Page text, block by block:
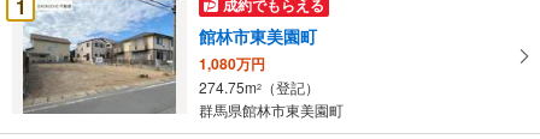
け
取
る
・
1
成約でもらえる
館林市東美園町
1,080万円
274.75m2
（登記）
群馬県館林市東美園町